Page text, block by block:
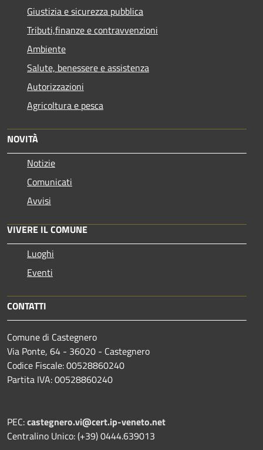
Giustizia e sicurezza pubblica
Tributi,finanze e contravvenzioni
Ambiente
Salute, benessere e assistenza
Autorizzazioni
Agricoltura e pesca
NOVITÀ
Notizie
Comunicati
Avvisi
VIVERE IL COMUNE
Luoghi
Eventi
CONTATTI
Comune di Castegnero
Via Ponte, 64 - 36020 - Castegnero
Codice Fiscale: 00528860240
Partita IVA: 00528860240
PEC:castegnero.vi@cert.ip-veneto.net
Centralino Unico: (+39) 0444.639013